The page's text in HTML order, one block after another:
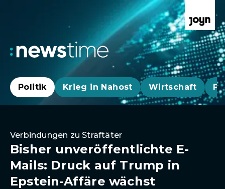
Politik Krieg in Nahost Wirtschaft
Verbindungen zu Straftäter
Bisher unveröffentlichte E-
Mails: Druck auf Trump in
Epstein-Affäre wächst